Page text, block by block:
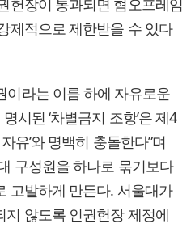
제적으로 제한받을 수 있다
이라는 이름 하에 자유로운
시된 ‘차별금지 조항’은 제4
유’와 명백히 충돌한다”며
구성원을 하나로 묶기보다
고발하게 만든다. 서울대가
않도록 인권헌장 제정에